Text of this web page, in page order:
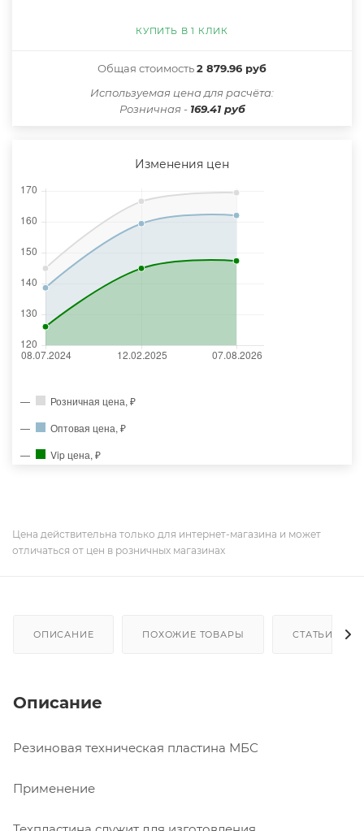
КУПИТЬ В 1 КЛИК
Общая стоимость2 879.96 руб
Иcпользуемая цена для расчёта:
Розничная - 169.41 руб
Изменения цен
Розничная цена, ₽
Оптовая цена, ₽
Vip цена, ₽
Цена действительна только для интернет-магазина и может
отличаться от цен в розничных магазинах
ОПИСАНИЕ ПОХОЖИЕ ТОВАРЫ СТАТЬИ
Описание
Резиновая техническая пластина МБС
Применение